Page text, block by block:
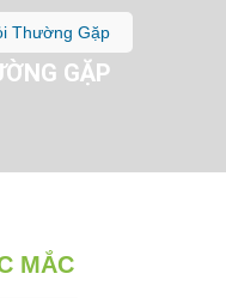
Thường Gặp
GẶP
MẮC